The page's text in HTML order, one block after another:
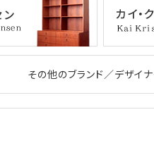
その他のブランド／デザイ